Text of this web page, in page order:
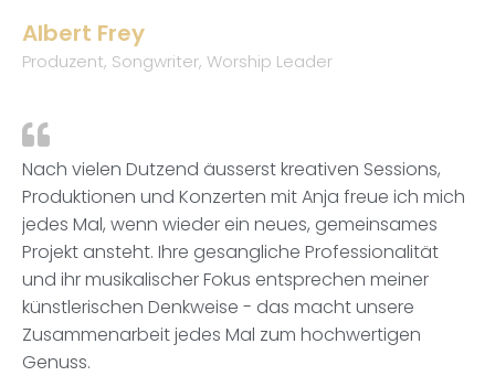
Albert Frey
Produzent, Songwriter, Worship Leader
Nach vielen Dutzend äusserst kreativen Sessions,
Produktionen und Konzerten mit Anja freue ich mich
jedes Mal, wenn wieder ein neues, gemeinsames
Projekt ansteht. Ihre gesangliche Professionalität
und ihr musikalischer Fokus entsprechen meiner
künstlerischen Denkweise - das macht unsere
Zusammenarbeit jedes Mal zum hochwertigen
Genuss.